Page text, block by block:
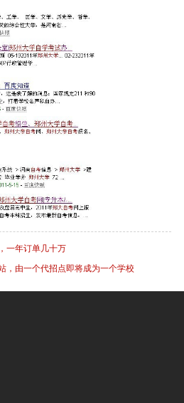
一年订单几十万
，由一个代招点即将成为一个学校